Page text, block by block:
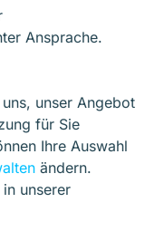
Ansprache.
unser Angebot
für Sie
Ihre Auswahl
ändern.
unserer
. Unternehmen
werden können.
in keinem
ist darauf
und